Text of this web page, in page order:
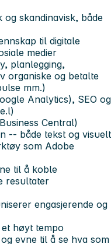
skandinavisk, både
til digitale
medier
planlegging,
organiske og betalte
mm.)
Analytics), SEO og
Central)
-- både tekst og visuelt
som Adobe
til å koble
resultater
engasjerende og
høyt tempo
evne til å se hva som